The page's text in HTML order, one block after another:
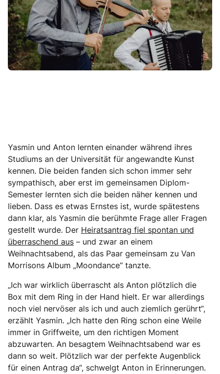
Yasmin und Anton lernten einander während ihres
Studiums an der Universität für angewandte Kunst
kennen. Die beiden fanden sich schon immer sehr
sympathisch, aber erst im gemeinsamen Diplom-
Semester lernten sich die beiden näher kennen und
lieben. Dass es etwas Ernstes ist, wurde spätestens
dann klar, als Yasmin die berühmte Frage aller Fragen
gestellt wurde. Der Heiratsantrag fiel spontan und
überraschend aus – und zwar an einem
Weihnachtsabend, als das Paar gemeinsam zu Van
Morrisons Album „Moondance“ tanzte.
„Ich war wirklich überrascht als Anton plötzlich die
Box mit dem Ring in der Hand hielt. Er war allerdings
noch viel nervöser als ich und auch ziemlich gerührt“,
erzählt Yasmin. „Ich hatte den Ring schon eine Weile
immer in Griffweite, um den richtigen Moment
abzuwarten. An besagtem Weihnachtsabend war es
dann so weit. Plötzlich war der perfekte Augenblick
für einen Antrag da“, schwelgt Anton in Erinnerungen.